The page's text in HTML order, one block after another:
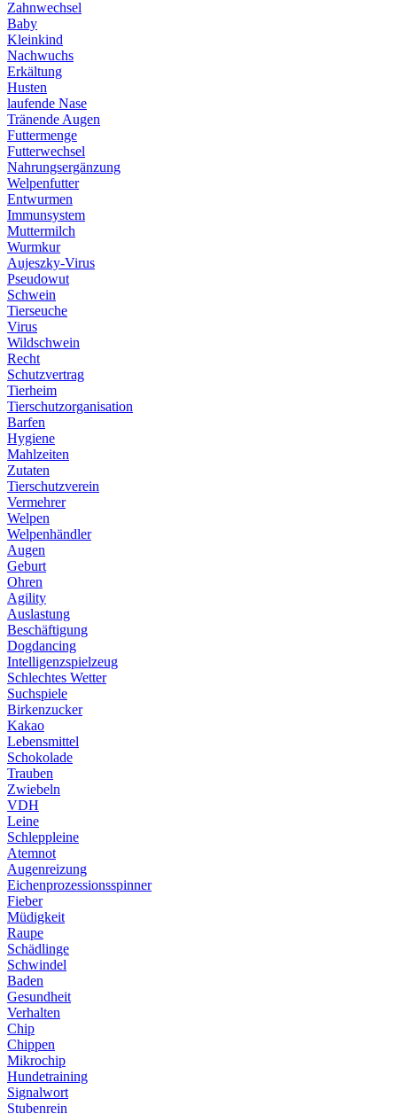
Zahnwechsel
Baby
Kleinkind
Nachwuchs
Erkältung
Husten
laufende Nase
Tränende Augen
Futtermenge
Futterwechsel
Nahrungsergänzung
Welpenfutter
Entwurmen
Immunsystem
Muttermilch
Wurmkur
Aujeszky-Virus
Pseudowut
Schwein
Tierseuche
Virus
Wildschwein
Recht
Schutzvertrag
Tierheim
Tierschutzorganisation
Barfen
Hygiene
Mahlzeiten
Zutaten
Tierschutzverein
Vermehrer
Welpen
Welpenhändler
Augen
Geburt
Ohren
Agility
Auslastung
Beschäftigung
Dogdancing
Intelligenzspielzeug
Schlechtes Wetter
Suchspiele
Birkenzucker
Kakao
Lebensmittel
Schokolade
Trauben
Zwiebeln
VDH
Leine
Schleppleine
Atemnot
Augenreizung
Eichenprozessionsspinner
Fieber
Müdigkeit
Raupe
Schädlinge
Schwindel
Baden
Gesundheit
Verhalten
Chip
Chippen
Mikrochip
Hundetraining
Signalwort
Stubenrein